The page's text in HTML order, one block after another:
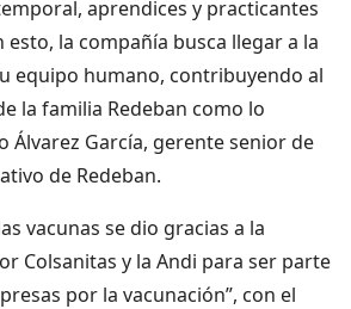
aprendices y practicantes
la compañía busca llegar a la
equipo humano, contribuyendo al
la familia Redeban como lo
Álvarez García, gerente senior de
de Redeban.
vacunas se dio gracias a la
Colsanitas y la Andi para ser parte
por la vacunación”, con el